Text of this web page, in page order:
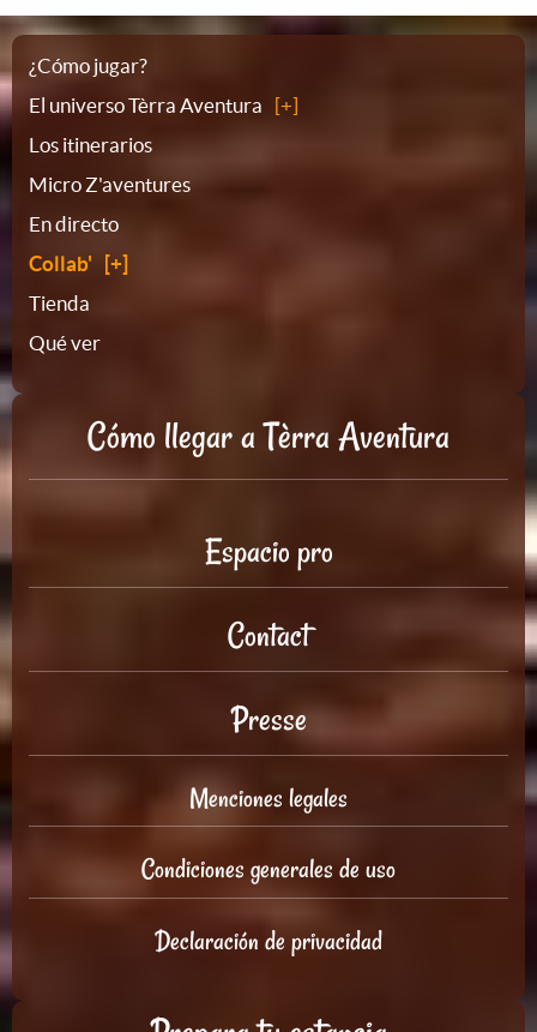
Plano
del
sitio
¿Cómo jugar?
El universo Tèrra Aventura
Los itinerarios
Micro Z'aventures
En directo
Collab'
Tienda
Qué ver
Cómo llegar a Tèrra Aventura
Espacio pro
Contact
Presse
Menciones legales
Condiciones generales de uso
Declaración de privacidad